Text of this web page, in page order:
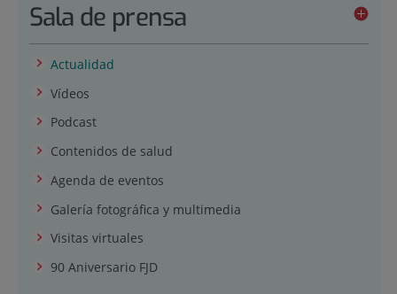
Sala de prensa
Actualidad
Vídeos
Podcast
Contenidos de salud
Agenda de eventos
Galería fotográfica y multimedia
Visitas virtuales
90 Aniversario FJD